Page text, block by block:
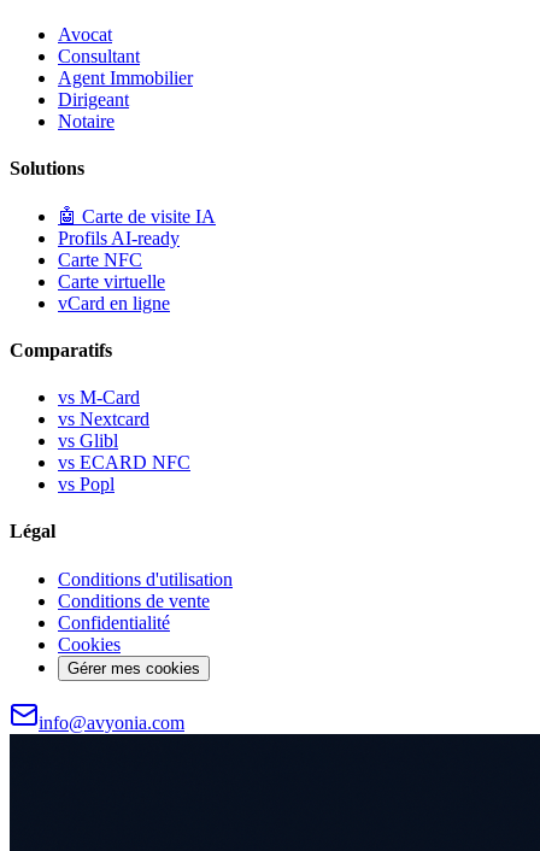
Avocat
Consultant
Agent Immobilier
Dirigeant
Notaire
Solutions
🤖 Carte de visite IA
Profils AI-ready
Carte NFC
Carte virtuelle
vCard en ligne
Comparatifs
vs M-Card
vs Nextcard
vs Glibl
vs ECARD NFC
vs Popl
Légal
Conditions d'utilisation
Conditions de vente
Confidentialité
Cookies
Gérer mes cookies
info@avyonia.com